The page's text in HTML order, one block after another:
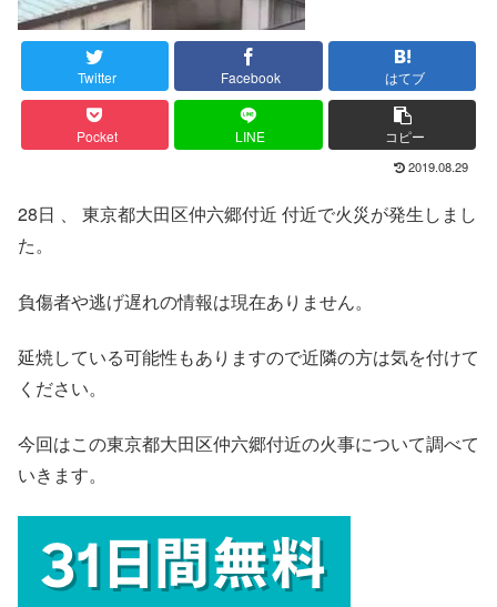
Twitter Facebook はてブ
Pocket LINE コピー
2019.08.29
28日 、 東京都大田区仲六郷付近 付近で火災が発生しまし
た。
負傷者や逃げ遅れの情報は現在ありません。
延焼している可能性もありますので近隣の方は気を付けて
ください。
今回はこの東京都大田区仲六郷付近の火事について調べて
いきます。